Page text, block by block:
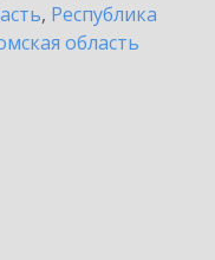
, Республика
область